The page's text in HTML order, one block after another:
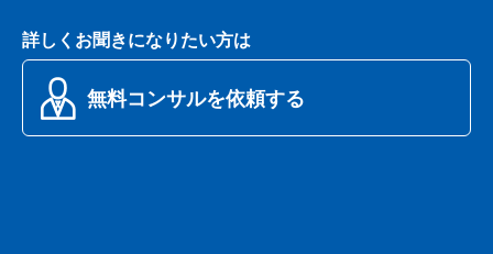
詳しくお聞きになりたい方は
無料コンサルを依頼する